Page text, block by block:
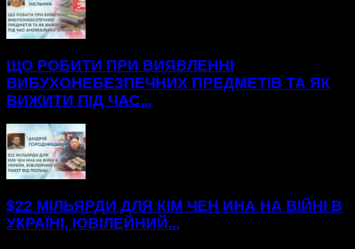
ЩО РОБИТИ ПРИ ВИЯВЛЕННІ
ВИБУХОНЕБЕЗПЕЧНИХ ПРЕДМЕТІВ ТА ЯК
ВИЖИТИ ПІД ЧАС...
$22 МІЛЬЯРДИ ДЛЯ КІМ ЧЕН ИНА НА ВІЙНІ В
УКРАЇНІ, ЮВІЛЕЙНИЙ...